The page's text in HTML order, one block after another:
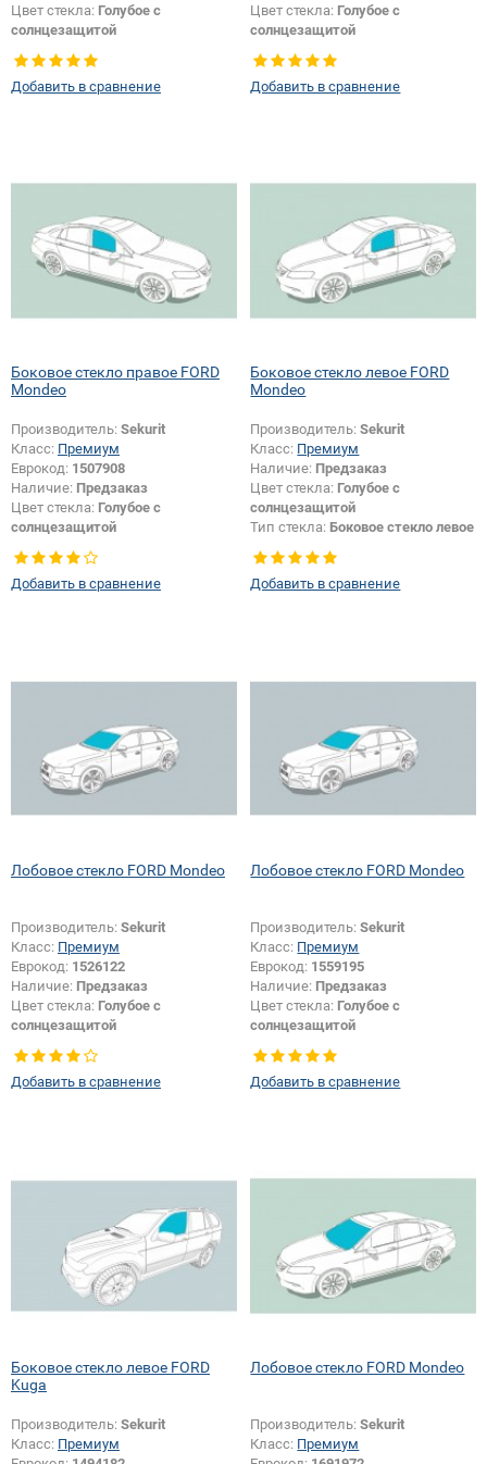
Цвет стекла: Голубое с
солнцезащитой
Изменение крепления зеркала +
шелкографии:Да
Добавить в сравнение
Цвет стекла: Голубое с
солнцезащитой
шелкографии:
Добавить в сравнение
Боковое стекло правое FORD
Mondeo
Производитель: Sekurit
Класс: Премиум
Еврокод: 1507908
Наличие: Предзаказ
Цвет стекла: Голубое с
солнцезащитой
Тип стекла: Боковое стекло
правое
Появление или изменение
Добавить в сравнение
Боковое стекло левое FORD
Mondeo
Производитель:Sekurit
Класс: Премиум
Наличие: Предзаказ
Цвет стекла: Голубое с
солнцезащитой
Тип стекла: Боковое стекло левое
Изменение размера + логотипа
безопасности:
Добавить в сравнение
Лобовое стекло FORD Mondeo
Производитель: Sekurit
Класс: Премиум
Еврокод: 1526122
Наличие: Предзаказ
Цвет стекла: Голубое с
солнцезащитой
шелкографии:
Добавить в сравнение
Лобовое стекло FORD Mondeo
Производитель:Sekurit
Класс: Премиум
Еврокод: 1559195
Наличие: Предзаказ
Цвет стекла: Голубое с
солнцезащитой
шелкографии:
Добавить в сравнение
Боковое стекло левое FORD
Kuga
Производитель: Sekurit
Класс: Премиум
Лобовое стекло FORD Mondeo
Производитель:Sekurit
Класс: Премиум